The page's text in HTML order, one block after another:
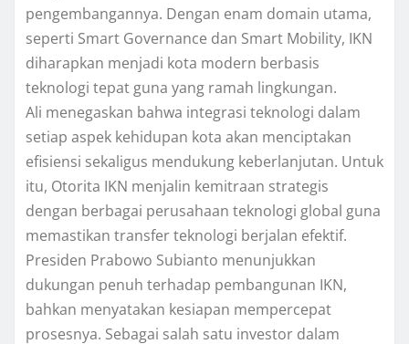
pengembangannya. Dengan enam domain utama,
seperti Smart Governance dan Smart Mobility, IKN
diharapkan menjadi kota modern berbasis
teknologi tepat guna yang ramah lingkungan.
Ali menegaskan bahwa integrasi teknologi dalam
setiap aspek kehidupan kota akan menciptakan
efisiensi sekaligus mendukung keberlanjutan. Untuk
itu, Otorita IKN menjalin kemitraan strategis
dengan berbagai perusahaan teknologi global guna
memastikan transfer teknologi berjalan efektif.
Presiden Prabowo Subianto menunjukkan
dukungan penuh terhadap pembangunan IKN,
bahkan menyatakan kesiapan mempercepat
prosesnya. Sebagai salah satu investor dalam